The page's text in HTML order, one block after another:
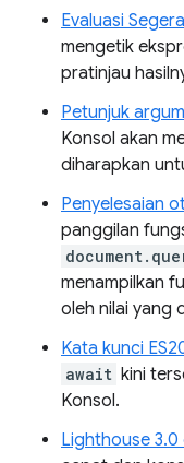
Evaluasi
mengetik
pratinjau
Petunjuk
Konsol akan
diharapkan
Penyelesaian
panggilan
menampilkan
oleh nilai yang
Kata kunci
await kini
Konsol.
Lighthouse